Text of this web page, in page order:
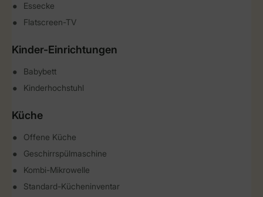
Essecke
Flatscreen-TV
Kinder-Einrichtungen
Babybett
Kinderhochstuhl
Küche
Offene Küche
Geschirrspülmaschine
Kombi-Mikrowelle
Standard-Kücheninventar